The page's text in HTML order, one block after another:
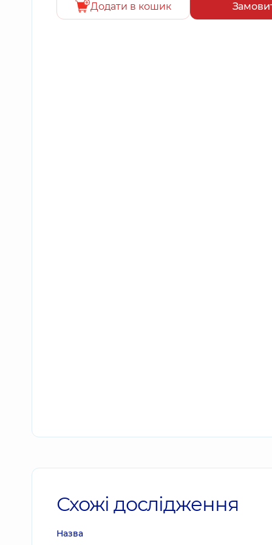
Додати в кошик
Схожі дослідження
Назва